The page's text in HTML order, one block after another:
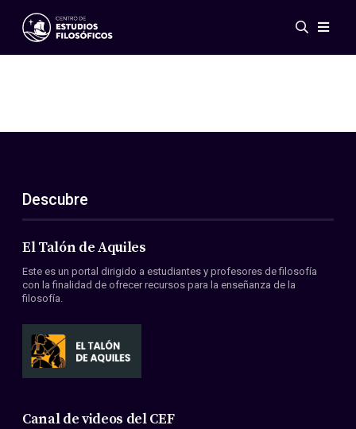
Eventos
ES
EN
Acerca de nosotros
Miembros
Convenios
Descubre
El Talón de Aquiles
Este es un portal dirigido a estudiantes y profesores de filosofía
con la finalidad de ofrecer recursos para la enseñanza de la
filosofía.
Canal de videos del CEF